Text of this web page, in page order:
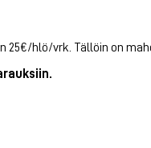
hlö/vrk. Tällöin on